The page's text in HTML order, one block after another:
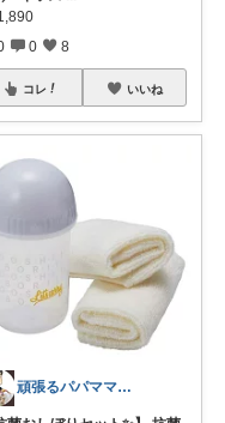
0 8
コレ いいね
頑張るパパママ応援隊@育児・子供用品紹介